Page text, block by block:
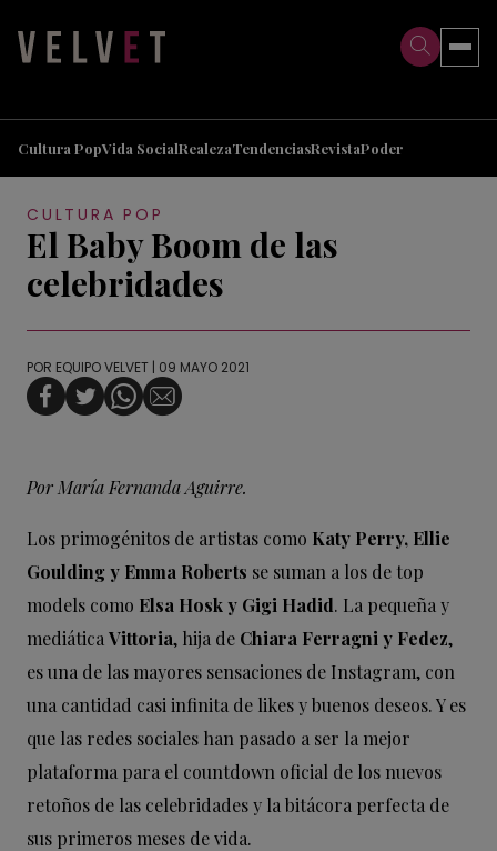
Cultura PopVida SocialRealezaTendenciasRevistaPoder
CULTURA POP
El Baby Boom de las
celebridades
POR EQUIPO VELVET | 09 MAYO 2021
Por María Fernanda Aguirre.
Los primogénitos de artistas como Katy Perry, Ellie
Goulding y Emma Roberts se suman a los de top
models como Elsa Hosk y Gigi Hadid. La pequeña y
mediática Vittoria, hija de Chiara Ferragni y Fedez,
es una de las mayores sensaciones de Instagram, con
una cantidad casi infinita de likes y buenos deseos. Y es
que las redes sociales han pasado a ser la mejor
plataforma para el countdown oficial de los nuevos
retoños de las celebridades y la bitácora perfecta de
sus primeros meses de vida.